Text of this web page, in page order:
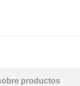
productos